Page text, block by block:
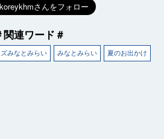
関連ワード＃
みなとみらい みなとみらい 夏のお出かけ